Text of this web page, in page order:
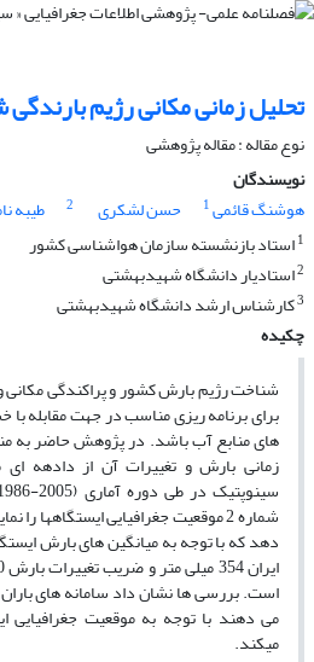
تحلیل زمانى مکانى رژیم
نوع مقاله : مقاله پژوهشی
نویسندگان
هوشنگ قائمی1 حسن لشکری 2 طیبه
1استاد بازنشسته سازمان هواشناسى کشور
2استادیار دانشگاه شهیدبهشتى
3کارشناس ارشد دانشگاه شهیدبهشتى
چکیده
شناخت رژیم بارش کشور و پراکندگى مکانى
براى برنامه‏ ریزى مناسب در جهت مقابله
هاى منابع آب باشد. در پژوهش حاضر به
شماره 2 موقعیت جغرافیایى
است. بررسى‏ ها نشان داد سامانه ‏هاى باران‏
مى‏ دهند با توجه به موقعیت جغرافیایى
مى‏کند.